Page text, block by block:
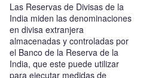
Las Reservas de Divisas de la
India miden las denominaciones
en divisa extranjera
almacenadas y controladas por
el Banco de la Reserva de la
India, que este puede utilizar
para ejecutar medidas de